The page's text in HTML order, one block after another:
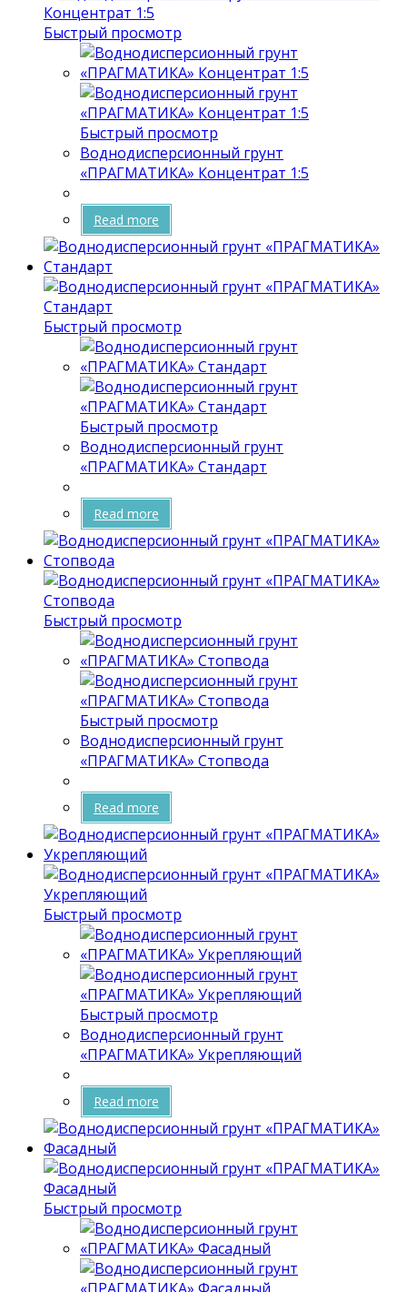
Быстрый просмотр
Быстрый просмотр
Воднодисперсионный грунт
«ПРАГМАТИКА» Концентрат 1:5
Read more
Быстрый просмотр
Быстрый просмотр
Воднодисперсионный грунт
«ПРАГМАТИКА» Стандарт
Read more
Быстрый просмотр
Быстрый просмотр
Воднодисперсионный грунт
«ПРАГМАТИКА» Стопвода
Read more
Быстрый просмотр
Быстрый просмотр
Воднодисперсионный грунт
«ПРАГМАТИКА» Укрепляющий
Read more
Быстрый просмотр